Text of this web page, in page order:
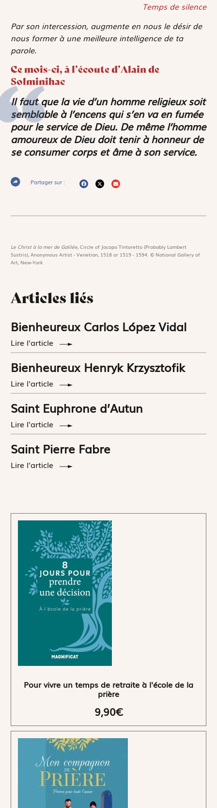
Temps de silence
Par son intercession, augmente en nous le désir de
nous former à une meilleure intelligence de ta
parole.
Ce mois-ci, à l’écoute d’Alain de
Solminihac
Il faut que la vie d’un homme religieux soit
semblable à l’encens qui s’en va en fumée
pour le service de Dieu. De même l’homme
amoureux de Dieu doit tenir à honneur de
se consumer corps et âme à son service.
Partager sur :
Le Christ à la mer de Galilée,Circle of Jacopo Tintoretto (Probably Lambert
Sustris), Anonymous Artist - Venetian, 1518 or 1519 - 1594. © National Gallery of
Art, New-York
Articles liés
Bienheureux Carlos López Vidal
Lire l'article
Bienheureux Henryk Krzysztofik
Lire l'article
Saint Euphrone d’Autun
Lire l'article
Saint Pierre Fabre
Lire l'article
Pour vivre un temps de retraite à l'école de la
prière
9,90€